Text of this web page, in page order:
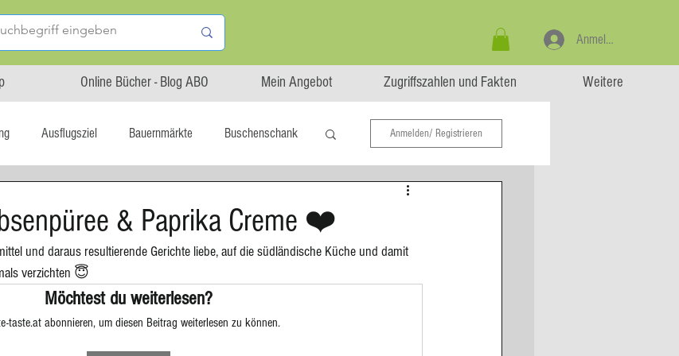
Online Bücher - Blog ABO Mein Angebot Zugriffszahlen und Fakten Weitere
Anmelden
Ausflugsziel Bauernmärkte Buschenschank
Startup Asiatische Küche Aufstrich
Blechkuchen Brot Biskuit Burger
Anmelden/ Registrieren
& Paprika Creme ❤️
und daraus resultierende Gerichte liebe, auf die südländische Küche und damit
verzichten 😇
Möchtest du weiterlesen?
taste.at abonnieren, um diesen Beitrag weiterlesen zu können.